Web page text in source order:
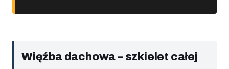
Więźba dachowa – szkielet całej